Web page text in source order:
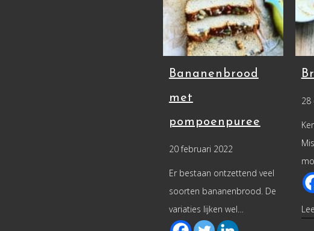
Bananenbrood
met
pompoenpuree
20 februari 2022
Er bestaan ontzettend veel
soorten bananenbrood. De
variaties lijken wel…
28